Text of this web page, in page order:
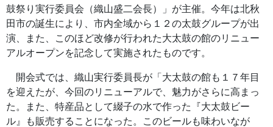
鼓祭り実行委員会（織山盛二会長）」が主催。今年は北秋
田市の誕生により、市内全域から１２の太鼓グループが出
演、また、このほど改修が行われた大太鼓の館のリニュー
アルオープンを記念して実施されたものです。
開会式では、織山実行委員長が「大太鼓の館も１７年目
を迎えたが、今回のリニューアルで、魅力がさらに高まっ
た。また、特産品として綴子の水で作った『大太鼓ビー
ル』も販売することになった。このビールも味わいなが